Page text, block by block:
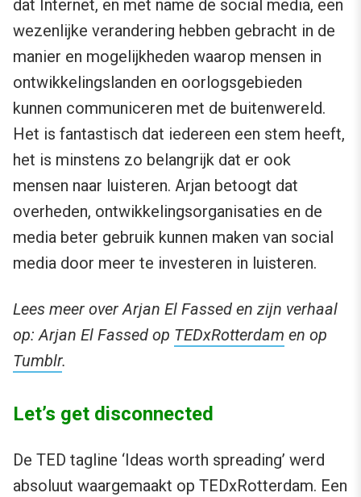
dat Internet, en met name de social media, een
wezenlijke verandering hebben gebracht in de
manier en mogelijkheden waarop mensen in
ontwikkelingslanden en oorlogsgebieden
kunnen communiceren met de buitenwereld.
Het is fantastisch dat iedereen een stem heeft,
het is minstens zo belangrijk dat er ook
mensen naar luisteren. Arjan betoogt dat
overheden, ontwikkelingsorganisaties en de
media beter gebruik kunnen maken van social
media door meer te investeren in luisteren.
Lees meer over Arjan El Fassed en zijn verhaal
op: Arjan El Fassed op TEDxRotterdam en op
Tumblr.
Let’s get disconnected
De TED tagline ‘Ideas worth spreading’ werd
absoluut waargemaakt op TEDxRotterdam. Een